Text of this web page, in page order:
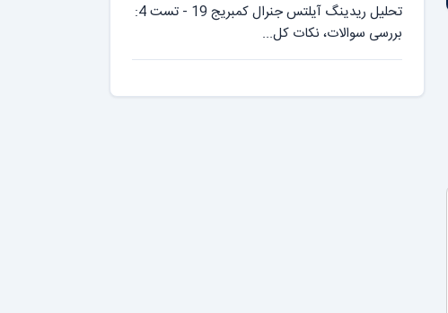
تحلیل ریدینگ آیلتس جنرال کمبریج 19 - تست 4:
بررسی سوالات، نکات کل...